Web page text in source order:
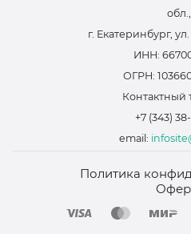
обл.,
г. Екатеринбург,
ИНН:
ОГРН:
Контактный
+7 (343)
email:
Политика